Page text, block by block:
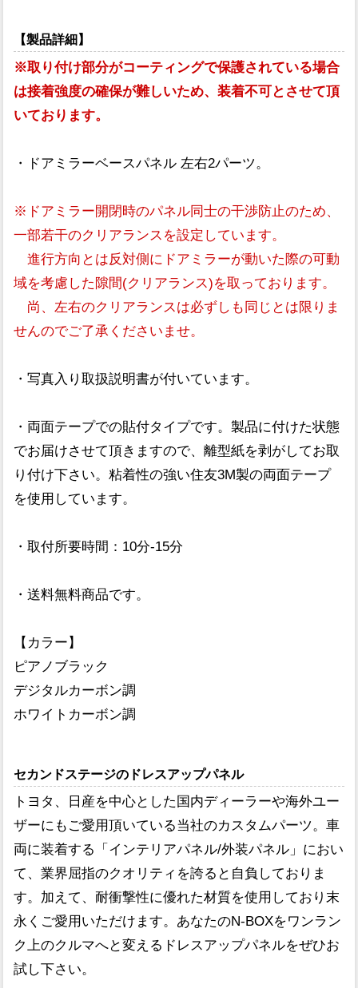
【製品詳細】
※取り付け部分がコーティングで保護されている場合
は接着強度の確保が難しいため、装着不可とさせて頂
いております。
・ドアミラーベースパネル 左右2パーツ。
※ドアミラー開閉時のパネル同士の干渉防止のため、
一部若干のクリアランスを設定しています。
進行方向とは反対側にドアミラーが動いた際の可動
域を考慮した隙間(クリアランス)を取っております。
尚、左右のクリアランスは必ずしも同じとは限りま
せんのでご了承くださいませ。
・写真入り取扱説明書が付いています。
・両面テープでの貼付タイプです。製品に付けた状態
でお届けさせて頂きますので、離型紙を剥がしてお取
り付け下さい。粘着性の強い住友3M製の両面テープ
を使用しています。
・取付所要時間：10分-15分
・送料無料商品です。
【カラー】
ピアノブラック
デジタルカーボン調
ホワイトカーボン調
セカンドステージのドレスアップパネル
トヨタ、日産を中心とした国内ディーラーや海外ユー
ザーにもご愛用頂いている当社のカスタムパーツ。車
両に装着する「インテリアパネル/外装パネル」におい
て、業界屈指のクオリティを誇ると自負しておりま
す。加えて、耐衝撃性に優れた材質を使用しており末
永くご愛用いただけます。あなたのN-BOXをワンラン
ク上のクルマへと変えるドレスアップパネルをぜひお
試し下さい。